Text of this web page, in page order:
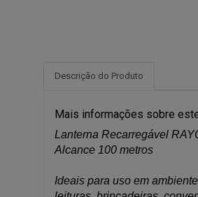
Descrição do Produto
Mais informações sobre
Lanterna Recarregável
Alcance 100 metros
Ideais para uso em